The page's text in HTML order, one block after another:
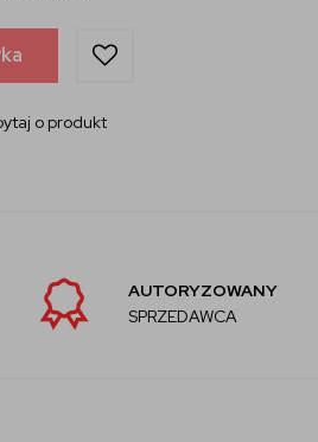
o produkt
AUTORYZOWANY
SPRZEDAWCA